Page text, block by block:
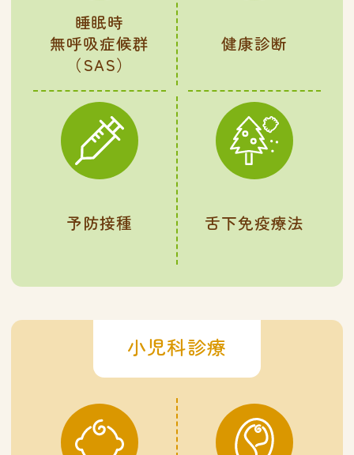
睡眠時
無呼吸症候群
（SAS）
健康診断
予防接種 舌下免疫療法
小児科診療